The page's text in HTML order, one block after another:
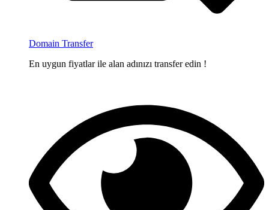
Domain Transfer
En uygun fiyatlar ile alan adınızı transfer edin !